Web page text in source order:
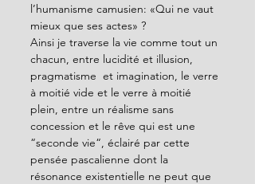
l’humanisme camusien: «Qui ne vaut
mieux que ses actes» ?
Ainsi je traverse la vie comme tout un
chacun, entre lucidité et illusion,
pragmatisme  et imagination, le verre
à moitié vide et le verre à moitié
plein, entre un réalisme sans
concession et le rêve qui est une
“seconde vie“, éclairé par cette
pensée pascalienne dont la
résonance existentielle ne peut que